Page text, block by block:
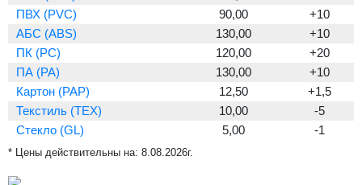
ПВХ (PVC)
90,00
+10
АБС (ABS)
130,00
+10
ПК (PC)
120,00
+20
ПА (PA)
130,00
+10
Картон (PAP)
12,50
+1,5
Текстиль (TEX)
10,00
-5
Стекло (GL)
5,00 -1
* Цены действительны на: 8.08.2026г.